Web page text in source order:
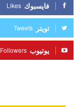
فايسبوك Likes
تويتر Tweets
يوتيوب Followers